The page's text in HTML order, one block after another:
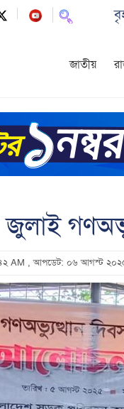
জাতীয়
জুলাই
AM , আপডেট: ০৬ আগস্ট